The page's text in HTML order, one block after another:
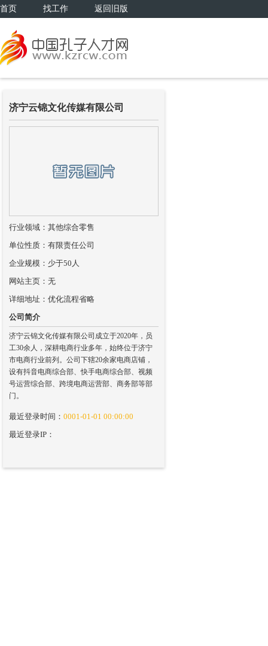
首页 找工作 返回旧版
济宁云锦文化传媒有限公司
行业领域：其他综合零售
单位性质：有限责任公司
企业规模：少于50人
网站主页：无
详细地址：优化流程省略
公司简介
济宁云锦文化传媒有限公司成立于2020年，员
工30余人，深耕电商行业多年，始终位于济宁
市电商行业前列。公司下辖20余家电商店铺，
设有抖音电商综合部、快手电商综合部、视频
号运营综合部、跨境电商运营部、商务部等部
门。
最近登录时间： 0001-01-01 00:00:00
最近登录IP：